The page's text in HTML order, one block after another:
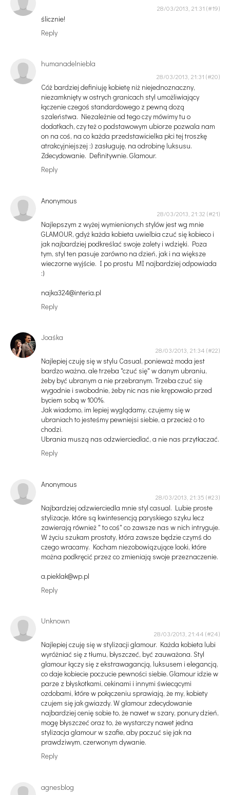
28/03/2013, 21:31
ślicznie!
Reply
humanadelniebla
28/03/2013, 21:31
Cóż bardziej definiuję kobietę niż niejednoznaczny,
niezamknięty w ostrych granicach styl umożliwiający
łączenie czegoś standardowego z pewną dozą
szaleństwa. Niezależnie od tego czy mówimy tu o
dodatkach, czy też o podstawowym ubiorze pozwala nam
on na coś, na co każda przedstawicielka płci tej troszkę
atrakcyjniejszej :) zasługuję, na odrobinę luksusu.
Zdecydowanie. Definitywnie. Glamour.
Reply
Anonymous
28/03/2013, 21:32
Najlepszym z wyżej wymienionych stylów jest wg mnie
GLAMOUR, gdyż każda kobieta uwielbia czuć się kobieco i
jak najbardziej podkreślać swoje zalety i wdzięki. Poza
tym, styl ten pasuje zarówno na dzień, jak i na większe
wieczorne wyjście. I po prostu MI najbardziej odpowiada
:)
najka324@interia.pl
Reply
Joaśka
28/03/2013, 21:34
Najlepiej czuję się w stylu Casual, ponieważ moda jest
bardzo ważna, ale trzeba "czuć się" w danym ubraniu,
żeby być ubranym a nie przebranym. Trzeba czuć się
wygodnie i swobodnie, żeby nic nas nie krępowało przed
byciem sobą w 100%.
Jak wiadomo, im lepiej wyglądamy, czujemy się w
ubraniach to jesteśmy pewniejsi siebie, a przecież o to
chodzi.
Ubrania muszą nas odzwierciedlać, a nie nas przytłaczać.
Reply
Anonymous
28/03/2013, 21:35
Najbardziej odzwierciedla mnie styl casual. Lubie proste
stylizacje, które są kwintesencją paryskiego szyku lecz
zawierają również " to coś" co zawsze nas w nich intryguje.
W życiu szukam prostoty, która zawsze będzie czymś do
czego wracamy. Kocham niezobowiązujące looki, które
można podkręcić przez co zmieniają swoje przeznaczenie.
a.pieklak@wp.pl
Reply
Unknown
28/03/2013, 21:44
Najlepiej czuję się w stylizacji glamour. Każda kobieta lubi
wyróżniać się z tłumu, błyszczeć, być zauważona. Styl
glamour łączy się z ekstrawagancją, luksusem i elegancją,
co daje kobiecie poczucie pewności siebie. Glamour idzie w
parze z błyskotkami, cekinami i innymi świecącymi
ozdobami, które w połączeniu sprawiają, że my, kobiety
czujem się jak gwiazdy. W glamour zdecydowanie
najbardziej cenię sobie to, że nawet w szary, ponury dzień,
mogę błyszczeć oraz to, że wystarczy nawet jedna
stylizacja glamour w szafie, aby poczuć się jak na
prawdziwym, czerwonym dywanie.
Reply
agnesblog